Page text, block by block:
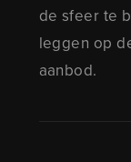
de sfeer te
leggen op
aanbod.